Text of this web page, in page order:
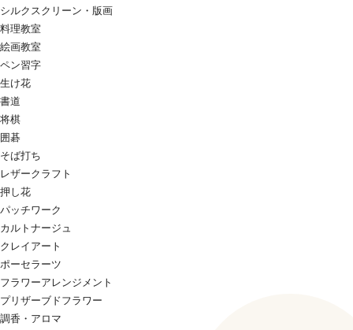
シルクスクリーン・版画
料理教室
絵画教室
ペン習字
生け花
書道
将棋
囲碁
そば打ち
レザークラフト
押し花
パッチワーク
カルトナージュ
クレイアート
ポーセラーツ
フラワーアレンジメント
プリザーブドフラワー
調香・アロマ